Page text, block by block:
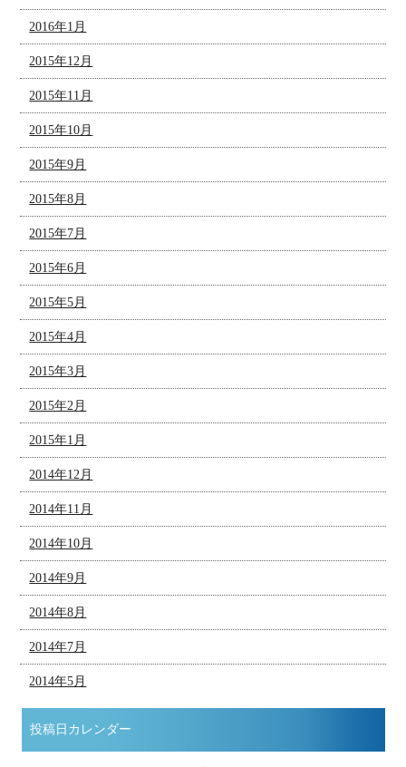
2016年1月
2015年12月
2015年11月
2015年10月
2015年9月
2015年8月
2015年7月
2015年6月
2015年5月
2015年4月
2015年3月
2015年2月
2015年1月
2014年12月
2014年11月
2014年10月
2014年9月
2014年8月
2014年7月
2014年5月
投稿日カレンダー